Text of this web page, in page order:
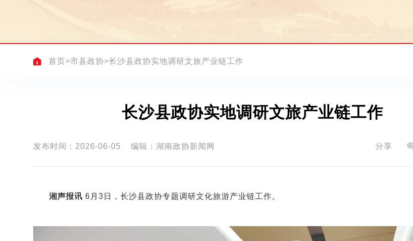
首页>市县政协>长沙县政协实地调研文旅产业链工作
长沙县政协实地调研文旅产业链工作
发布时间：2026-06-05 编辑：湖南政协新闻网 分享
湘声报讯 6月3日，长沙县政协专题调研文化旅游产业链工作。